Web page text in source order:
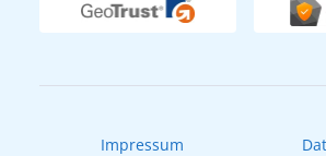
Newsletter
Impressum